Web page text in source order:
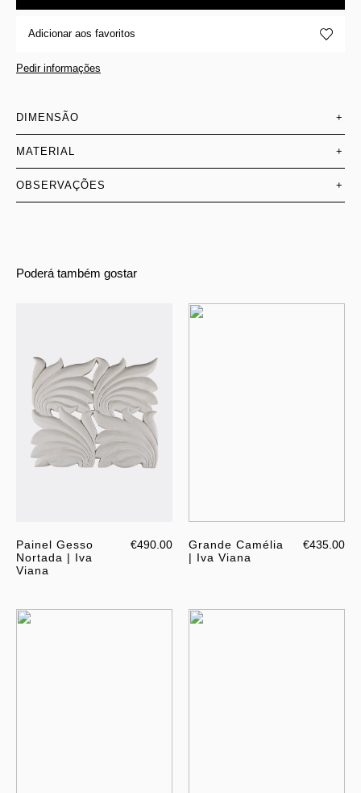
Adicionar aos favoritos
Pedir informações
DIMENSÃO +
MATERIAL +
OBSERVAÇÕES +
Poderá também gostar
Painel Gesso
Nortada | Iva
Viana
€490.00
Grande Camélia
| Iva Viana
€435.00